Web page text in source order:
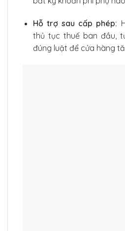
Hỗ trợ sau cấp phép:
thủ tục thuế ban đầu,
đúng luật để cửa hàng